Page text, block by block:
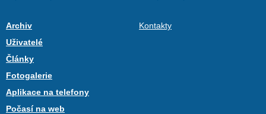
Archiv
Uživatelé
Články
Fotogalerie
Aplikace na telefony
Počasí na web
Kontakty